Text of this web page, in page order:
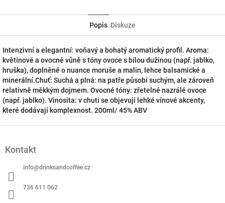
Popis Diskuze
Intenzivní a elegantní: voňavý a bohatý aromatický profil. Aroma:
květinové a ovocné vůně s tóny ovoce s bílou dužinou (např. jablko,
hruška), doplněné o nuance moruše a malin, lehce balsamické a
minerální.Chuť: Suchá a plná: na patře působí suchým, ale zároveň
relativně měkkým dojmem. Ovocné tóny: zřetelné nazrálé ovoce
(např. jablko). Vinosita: v chuti se objevují lehké vínové akcenty,
které dodávají komplexnost. 200ml/ 45% ABV
Kontakt
info@drinksandcoffee.cz
736 611 062